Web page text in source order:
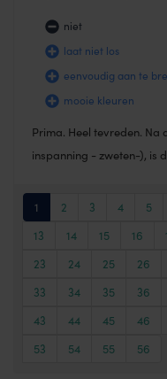
niet
laat niet los
eenvoudig aan te
mooie kleuren
Prima. Heel tevreden.
inspanning - zweten-), is
1 2 3 4 5
13
14 15 16
23
24 25 26
33
34 35 36
43
44 45 46
53
54 55 56